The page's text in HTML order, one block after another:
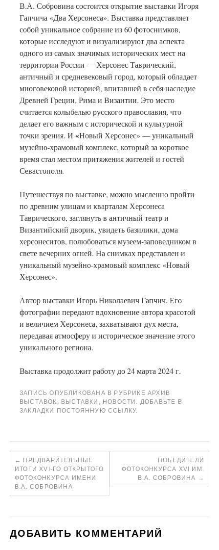
В.А. Собровина состоится открытие выставки Игоря
Гапчича «Два Херсонеса». Выставка представляет
собой уникальное собрание из 60 фотоснимков,
которые исследуют и визуализируют два аспекта
одного из самых значимых исторических мест на
территории России — Херсонес Таврический,
античный и средневековый город, который обладает
многовековой историей, впитавшей в себя наследие
Древней Греции, Рима и Византии. Это место
считается колыбелью русского православия, что
делает его важным с исторической и культурной
точки зрения. И «Новый Херсонес» — уникальный
музейно-храмовый комплекс, который за короткое
время стал местом притяжения жителей и гостей
Севастополя.
Путешествуя по выставке, можно мысленно пройти
по древним улицам и кварталам Херсонеса
Таврического, заглянуть в античный театр и
Византийский дворик, увидеть базилики, дома
херсонеситов, полюбоваться музеем-заповедником в
свете вечерних огней. На снимках представлен и
уникальный музейно-храмовый комплекс «Новый
Херсонес».
Автор выставки Игорь Николаевич Гапчич. Его
фотографии передают вдохновение автора красотой
и величием Херсонеса, захватывают дух места,
передавая атмосферу и историческое значение этого
уникального региона.
Выставка продолжит работу до 24 марта 2024 г.
ЗАПИСЬ ОПУБЛИКОВАНА В РУБРИКЕ АРХИВ
ВЫСТАВОК , ВЫСТАВКИ , НОВОСТИ . ДОБАВЬТЕ В
ЗАКЛАДКИ
ПОСТОЯННУЮ ССЫЛКУ.
←
ПРЕДВАРИТЕЛЬНЫЕ
ИТОГИ XVI-ГО ОТКРЫТОГО
ФОТОКОНКУРСА ИМЕНИ
В.А. СОБРОВИНА
ПОБЕДИТЕЛИ
ФОТОКОНКУРСА XVI ИМ.
В.А. СОБРОВИНА →
ДОБАВИТЬ КОММЕНТАРИЙ